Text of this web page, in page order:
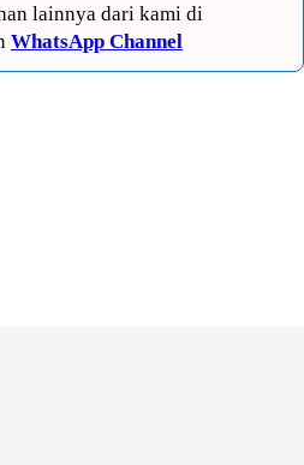
lainnya dari kami di
WhatsApp Channel